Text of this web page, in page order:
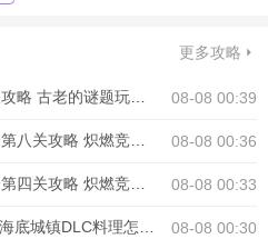
更多攻略
08-08 00:39
08-08 00:36
08-08 00:33
08-08 00:30